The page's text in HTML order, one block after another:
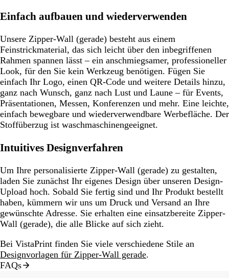
Einfach aufbauen und wiederverwenden
Unsere Zipper-Wall (gerade) besteht aus einem
Feinstrickmaterial, das sich leicht über den inbegriffenen
Rahmen spannen lässt – ein anschmiegsamer, professioneller
Look, für den Sie kein Werkzeug benötigen. Fügen Sie
einfach Ihr Logo, einen QR-Code und weitere Details hinzu,
ganz nach Wunsch, ganz nach Lust und Laune – für Events,
Präsentationen, Messen, Konferenzen und mehr. Eine leichte,
einfach bewegbare und wiederverwendbare Werbefläche. Der
Stoffüberzug ist waschmaschinengeeignet.
Intuitives Designverfahren
Um Ihre personalisierte Zipper-Wall (gerade) zu gestalten,
laden Sie zunächst Ihr eigenes Design über unseren Design-
Upload hoch. Sobald Sie fertig sind und Ihr Produkt bestellt
haben, kümmern wir uns um Druck und Versand an Ihre
gewünschte Adresse. Sie erhalten eine einsatzbereite Zipper-
Wall (gerade), die alle Blicke auf sich zieht.
Bei VistaPrint finden Sie viele verschiedene Stile an
Designvorlagen für Zipper-Wall gerade.
FAQs